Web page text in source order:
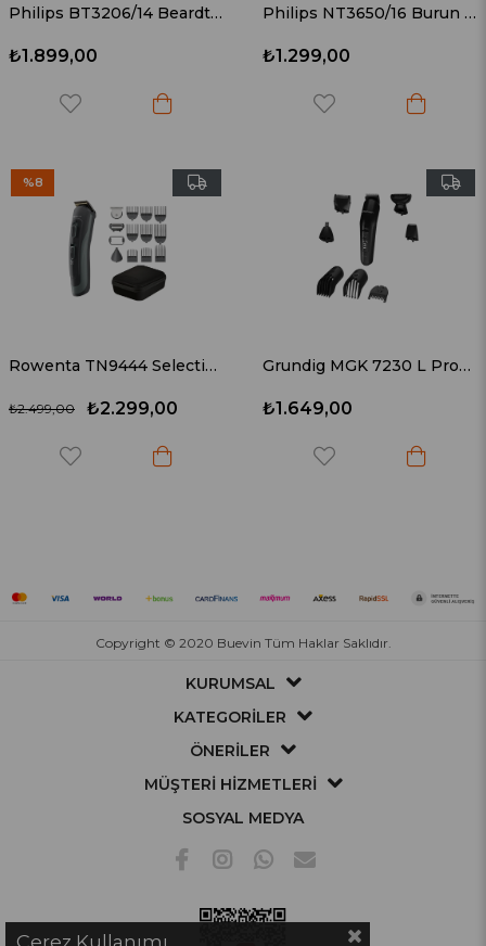
Philips BT3206/14 Beardtrimmer 3000 Series Sakal Kesme Makinesi
₺1.899,00
Philips NT3650/16 Burun Kulak ve Kaş Düzeltici Set
₺1.299,00
Rowenta TN9444 Selectium 15 in 1 Çok Amaçlı Tıraş Makinesi
₺2.299,00
₺2.499,00
%8
Grundig MGK 7230 L ProClub Erkek Bakım Seti
₺1.649,00
Copyright © 2020 Buevin Tüm Haklar Saklıdır.
KURUMSAL
KATEGORİLER
ÖNERİLER
MÜŞTERİ HİZMETLERİ
SOSYAL MEDYA
Çerez Kullanımı